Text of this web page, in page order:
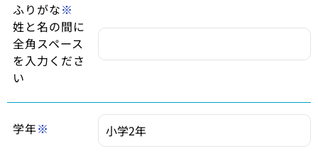
ふりがな※
姓と名の間に
全角スペース
を入力くださ
い
学年※